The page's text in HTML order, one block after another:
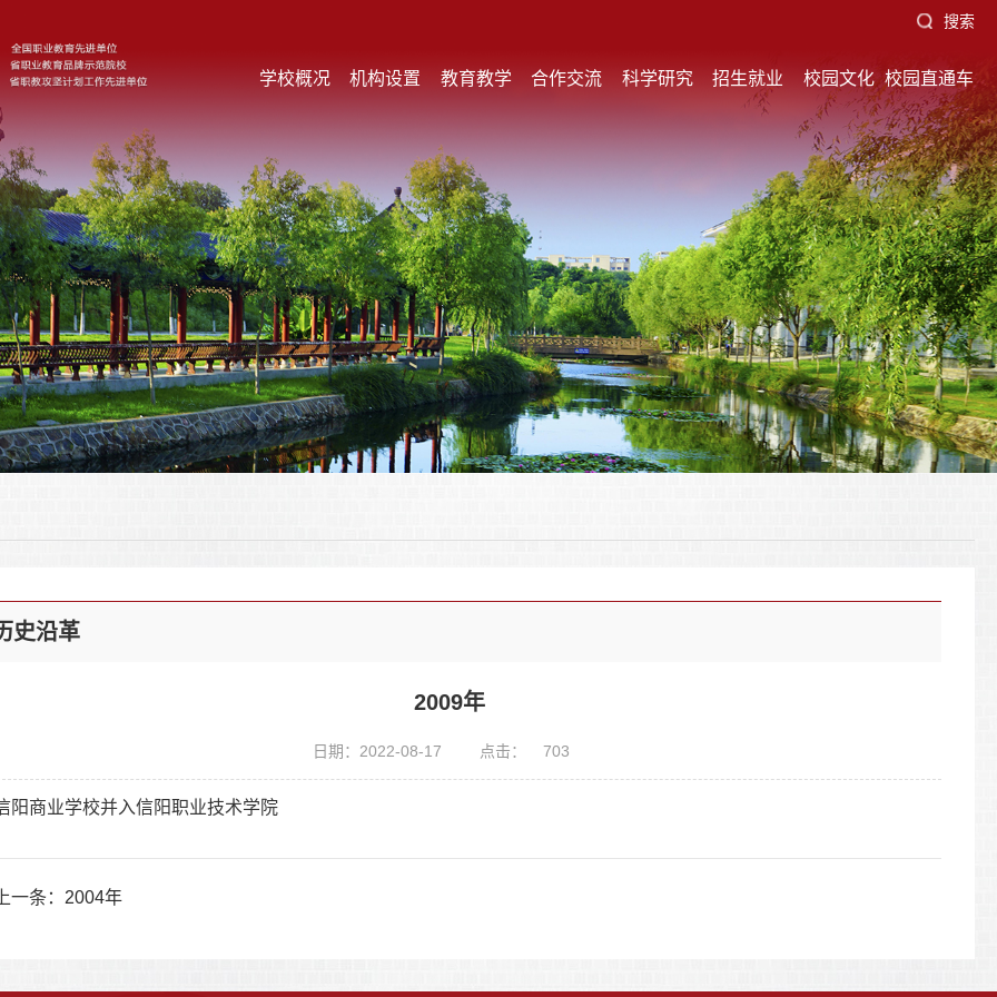
搜索
学校概况 机构设置 教育教学 合作交流 科学研究 招生就业 校园文化 校园直通车
史沿革
2009年
日期：2022-08-17 点击： 703
阳商业学校并入信阳职业技术学院
一条： 2004年